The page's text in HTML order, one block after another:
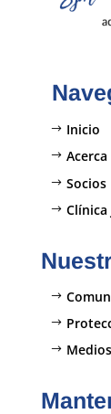
Inicio
Socios
Clínica